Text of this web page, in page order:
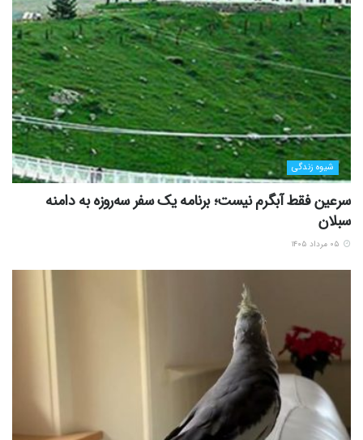
شیوه زندگی
سرعین فقط آبگرم نیست؛ برنامه یک سفر سه‌روزه به دامنه
سبلان